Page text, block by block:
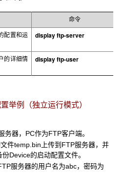
命令
配置和运
displayftp-server
的详细情
displayftp-user
举例（独立运行模式）
务器，PC作为FTP客户端。
件temp.bin上传到FTP服务器，并
Device的启动配置文件。
服务器的用户名为abc，密码为